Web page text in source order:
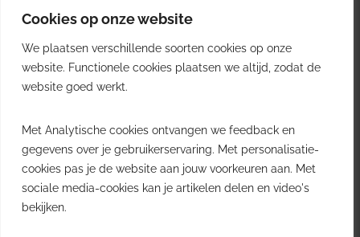
Cookies op onze website
We plaatsen verschillende soorten cookies op onze
website. Functionele cookies plaatsen we altijd, zodat de
website goed werkt.
Met Analytische cookies ontvangen we feedback en
gegevens over je gebruikerservaring. Met personalisatie-
cookies pas je de website aan jouw voorkeuren aan. Met
sociale media-cookies kan je artikelen delen en video's
bekijken.
Nieuws insturen
Uw video op Logistiek.TV
Job plaatsen
Gratis wekelijkse update
inzichten uit de Belgische logistieke sector in uw inbox.
Ontvang je gratis
wekelijkse update